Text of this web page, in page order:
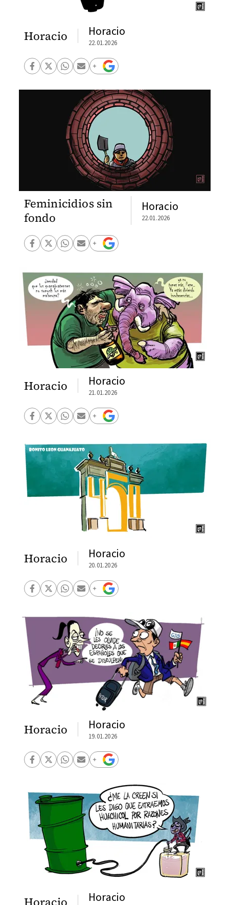
Horacio Horacio
22.01.2026
Feminicidios sin
fondo
Horacio
22.01.2026
Horacio Horacio
21.01.2026
Horacio Horacio
20.01.2026
Horacio Horacio
19.01.2026
Horacio Horacio